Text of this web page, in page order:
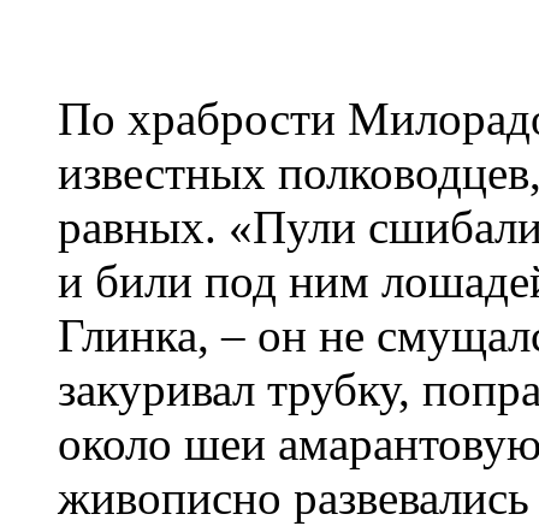
По храбрости
известных
равных. «Пули
и били под ним
Глинка, – он не
закуривал трубку,
около шеи
живописно